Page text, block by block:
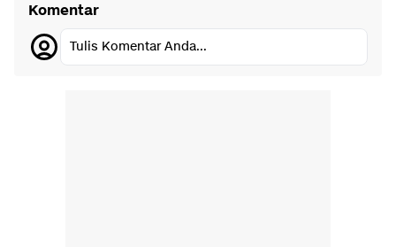
Komentar
Tulis Komentar Anda...